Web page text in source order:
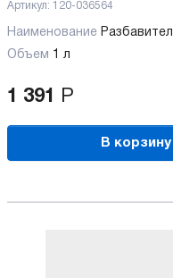
Артикул: 120-036564
Наименование
Объем 1 л
1 391 Р
В корзину